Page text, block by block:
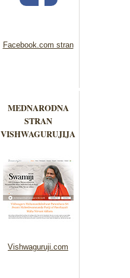
Facebook.com stran
MEDNARODNA
STRAN
VISHWAGURUJIJA
Vishwaguruji.com